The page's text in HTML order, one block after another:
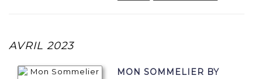
AVRIL 2023
MON SOMMELIER BY